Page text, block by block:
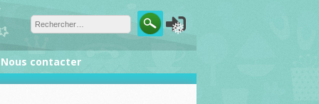
Nous contacter